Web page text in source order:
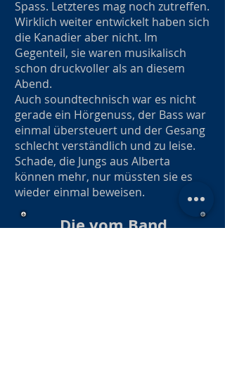
Spass. Letzteres mag noch zutreffen.
Wirklich weiter entwickelt haben sich
die Kanadier aber nicht. Im
Gegenteil, sie waren musikalisch
schon druckvoller als an diesem
Abend.
Auch soundtechnisch war es nicht
gerade ein Hörgenuss, der Bass war
einmal übersteuert und der Gesang
schlecht verständlich und zu leise.
Schade, die Jungs aus Alberta
können mehr, nur müssten sie es
wieder einmal beweisen.
Die vom Band